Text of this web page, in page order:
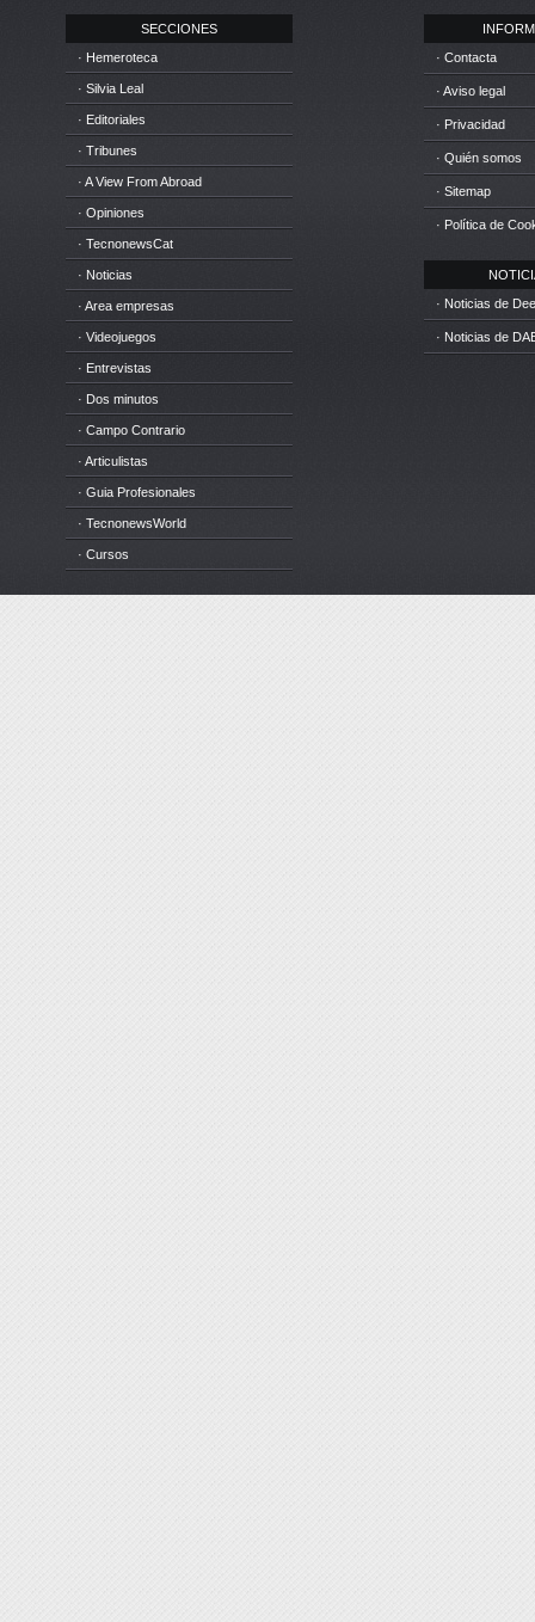
SECCIONES
· Hemeroteca
· Silvia Leal
· Editoriales
· Tribunes
· A View From Abroad
· Opiniones
· TecnonewsCat
· Noticias
· Area empresas
· Videojuegos
· Entrevistas
· Dos minutos
· Campo Contrario
· Articulistas
· Guia Profesionales
· TecnonewsWorld
· Cursos
· Contacta
· Aviso legal
· Privacidad
· Quién somos
· Sitemap
· Política de
· Noticias de
· Noticias de